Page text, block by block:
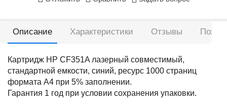
Описание Характеристики Отзывы
Картридж HP CF351A лазерный совместимый,
стандартной емкости, синий, ресурс 1000 страниц
формата А4 при 5% заполнении.
Гарантия 1 год при условии сохранения упаковки.